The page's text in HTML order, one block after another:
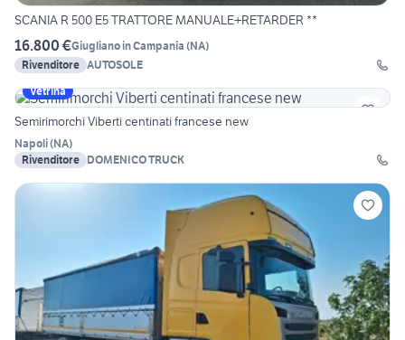
SCANIA R 500 E5 TRATTORE MANUALE+RETARDER **
16.800 €Giugliano in Campania (NA)
Rivenditore AUTOSOLE
Vetrina
Semirimorchi Viberti centinati francese new
Napoli(NA)
Rivenditore DOMENICO TRUCK